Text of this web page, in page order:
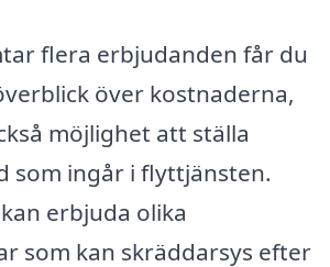
flera erbjudanden får du
över kostnaderna,
möjlighet att ställa
som ingår i flyttjänsten.
erbjuda olika
som kan skräddarsys efter